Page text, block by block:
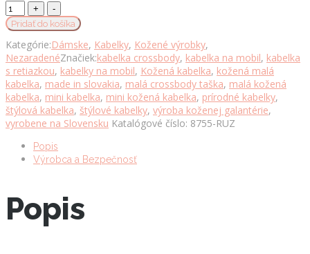
Dámska
kožená
kabelka
na
mobil
v
ružovej
farbe
množstvo
Pridať do košíka
Kategórie:Dámske, Kabelky, Kožené výrobky,
NezaradenéZnačiek:kabelka crossbody, kabelka na mobil, kabelka
s retiazkou, kabelky na mobil, Kožená kabelka, kožená malá
kabelka, made in slovakia, malá crossbody taška, malá kožená
kabelka, mini kabelka, mini kožená kabelka, prírodné kabelky,
štýlová kabelka, štýlové kabelky, výroba koženej galantérie,
vyrobene na Slovensku Katalógové číslo: 8755-RUZ
Popis
Výrobca a Bezpečnosť
Popis